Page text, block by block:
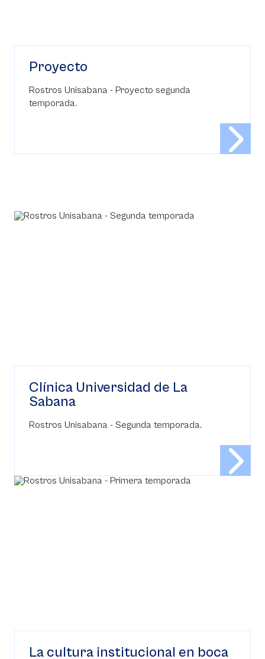
Proyecto
Rostros Unisabana - Proyecto segunda
temporada.
Clínica Universidad de La
Sabana
Rostros Unisabana - Segunda temporada.
La cultura institucional en boca